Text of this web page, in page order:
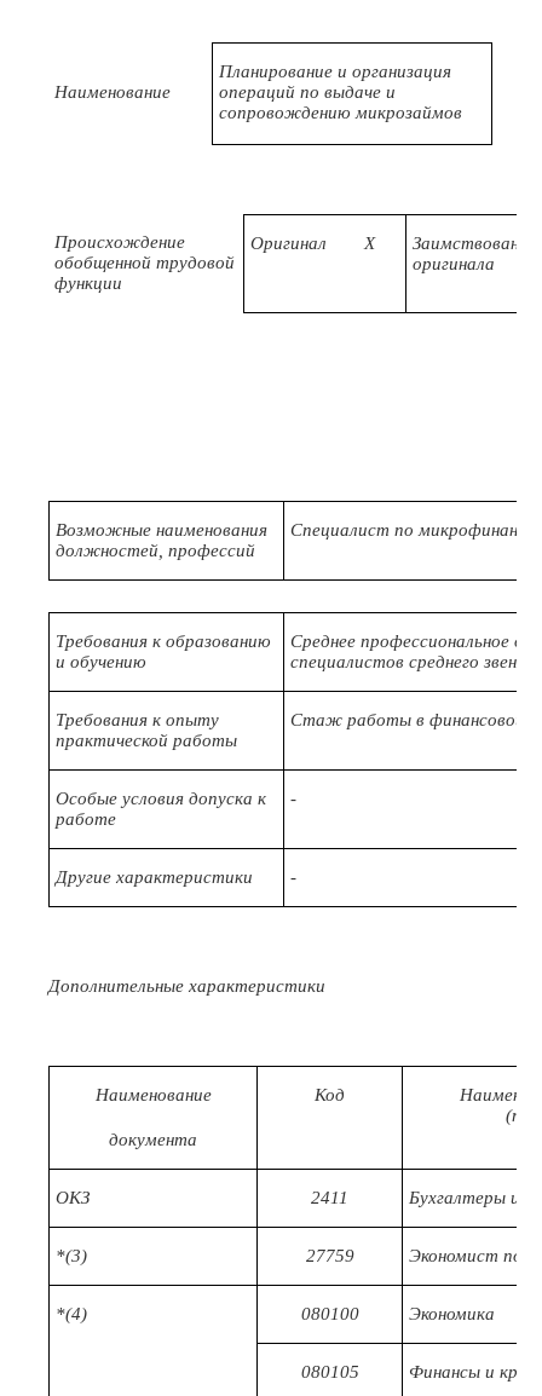
Наименование
Планирование и организация
операций по выдаче и
сопровождению микрозаймов
Происхождение
обобщенной трудовой
функции
Оригинал X
Заимствовано
оригинала
Возможные наименования
должностей, профессий
Специалист по
Требования к образованию
и обучению
Среднее профессиональное
специалистов среднего звена
Требования к опыту
практической работы
Стаж работы в финансовой
Особые условия допуска к
работе
-
Другие характеристики -
Дополнительные характеристики
Наименование
документа
Код
ОКЗ 2411 Бухгалтеры и
*(3) 27759 Экономист по
*(4) 080100 Экономика
080105 Финансы и